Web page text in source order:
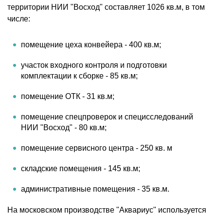
территории НИИ "Восход" составляет 1026 кв.м, в том
числе:
помещение цеха конвейера - 400 кв.м;
участок входного контроля и подготовки
комплектации к сборке - 85 кв.м;
помещение ОТК - 31 кв.м;
помещение спецпроверок и специсследований
НИИ "Восход" - 80 кв.м;
помещение сервисного центра - 250 кв. м
складские помещения - 145 кв.м;
административные помещения - 35 кв.м.
На московском производстве "Аквариус" используется